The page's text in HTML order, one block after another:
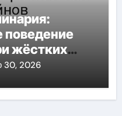
поведение
жёстких
30, 2026